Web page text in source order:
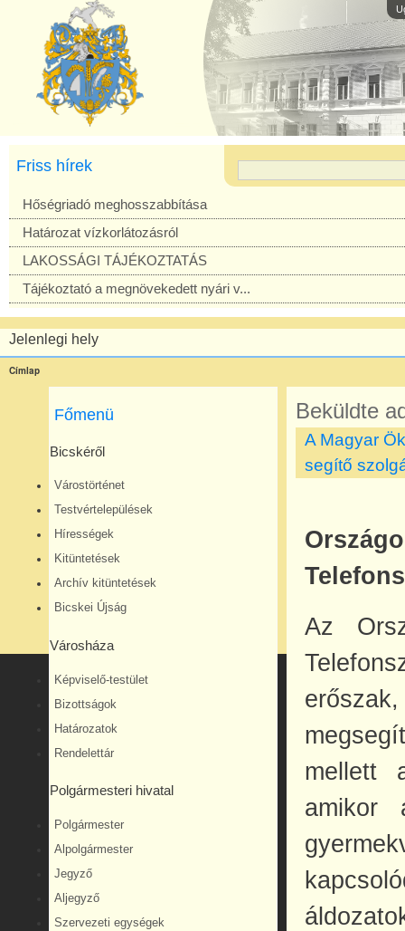
Friss hírek
Hőségriadó meghosszabbítása
Határozat vízkorlátozásról
LAKOSSÁGI TÁJÉKOZTATÁS
Tájékoztató a megnövekedett nyári v...
Jelenlegi hely
Címlap
Főmenü
Bicskéről
Várostörténet
Testvértelepülések
Hírességek
Kitüntetések
Archív kitüntetések
Bicskei Újság
Városháza
Képviselő-testület
Bizottságok
Határozatok
Rendelettár
Polgármesteri hivatal
Polgármester
Alpolgármester
Jegyző
Aljegyző
Szervezeti egységek
Beküldte
A Magyar
segítő
Az
mellett
amikor